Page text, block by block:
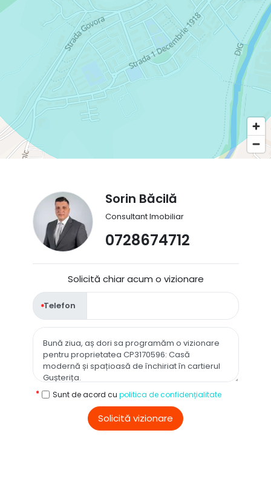
Sorin Băcilă
Consultant Imobiliar
0728674712
Solicită chiar acum o vizionare
Telefon
Sunt de acord cu politica de confidențialitate
Solicită vizionare